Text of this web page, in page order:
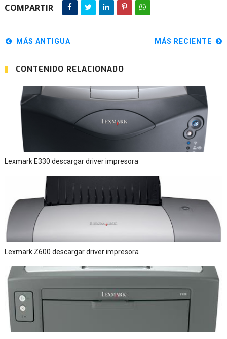
COMPARTIR
MÁS RECIENTE
MÁS ANTIGUA
CONTENIDO RELACIONADO
Lexmark E330 descargar driver impresora
Lexmark Z600 descargar driver impresora